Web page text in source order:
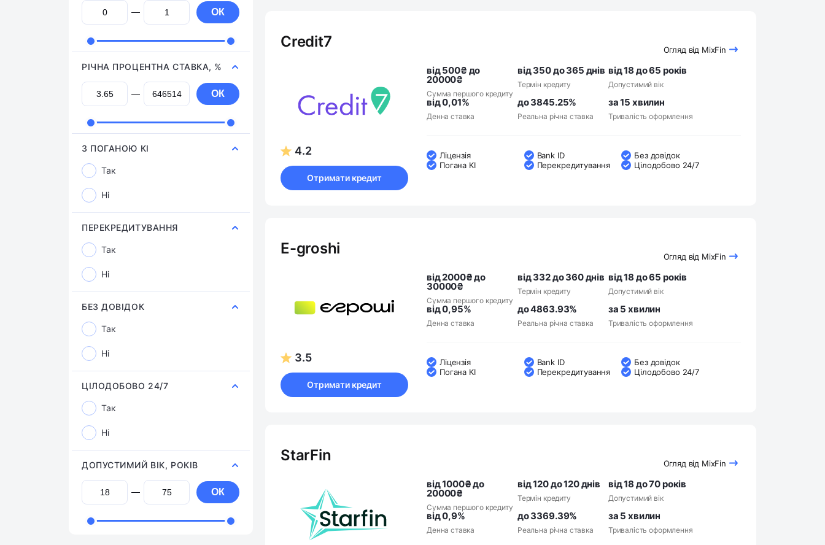
ОК
РІЧНА ПРОЦЕНТНА СТАВКА, %
ОК
З ПОГАНОЮ КІ
Так
Ні
ПЕРЕКРЕДИТУВАННЯ
Так
Ні
БЕЗ ДОВІДОК
Так
Ні
ЦІЛОДОБОВО 24/7
Так
Ні
ДОПУСТИМИЙ ВІК, РОКІВ
ОК
Credit7 Огляд від MixFin
4.2
Отримати кредит
від 500₴ до
20000₴
Сумма першого кредиту
від 350 до 365 днів
Термін кредиту
від 18 до 65 років
Допустимий вік
від 0,01%
Денна ставка
до 3845.25%
Реальна річна ставка
за 15 хвилин
Тривалість оформлення
Ліцензія Bank ID
Без довідок
Погана КІ
Перекредитування Цілодобово 24/7
E-groshi Огляд від MixFin
3.5
Отримати кредит
від 2000₴ до
30000₴
Сумма першого кредиту
від 332 до 360 днів
Термін кредиту
від 18 до 65 років
Допустимий вік
від 0,95%
Денна ставка
до 4863.93%
Реальна річна ставка
за 5 хвилин
Тривалість оформлення
Ліцензія Bank ID
Без довідок
Погана КІ
Перекредитування Цілодобово 24/7
StarFin Огляд від MixFin
від 1000₴ до
20000₴
Сумма першого кредиту
від 120 до 120 днів
Термін кредиту
від 18 до 70 років
Допустимий вік
від 0,9%
Денна ставка
до 3369.39%
Реальна річна ставка
за 5 хвилин
Тривалість оформлення